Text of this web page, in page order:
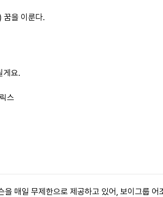
꿈을 이룬다.
게요.
스
을 매일 무제한으로 제공하고 있어, 보이그룹